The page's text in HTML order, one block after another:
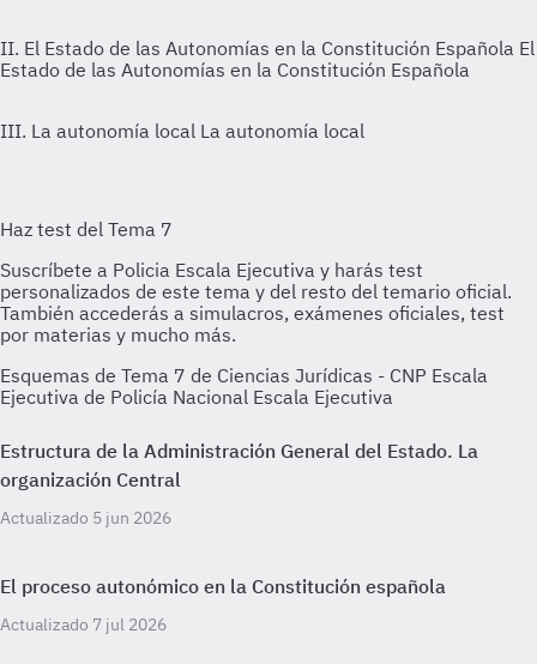
II. El Estado de las Autonomías en la Constitución Española El
Estado de las Autonomías en la Constitución Española
III. La autonomía local La autonomía local
Esquemas de Tema 7 de Ciencias Jurídicas - CNP Escala
Ejecutiva de Policía Nacional Escala Ejecutiva
Estructura de la Administración General del Estado. La
organización Central
Actualizado 5 jun 2026
El proceso autonómico en la Constitución española
Actualizado 7 jul 2026